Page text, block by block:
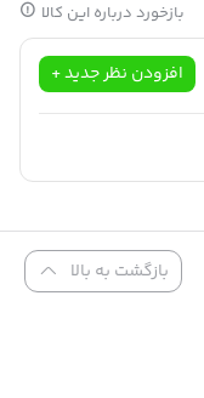
بازخورد درباره این کالا
افزودن نظر جدید +
بازگشت به بالا